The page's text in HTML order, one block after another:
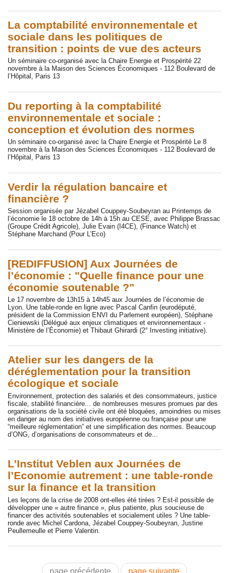
La comptabilité environnementale et
sociale dans les politiques de
transition : points de vue des acteurs
Un séminaire co-organisé avec la Chaire Energie et Prospérité 22
novembre à la Maison des Sciences Économiques - 112 Boulevard de
l’Hôpital, Paris 13
Du reporting à la comptabilité
environnementale et sociale :
conception et évolution des normes
Un séminaire co-organisé avec la Chaire Energie et Prospérité Le 8
novembre à la Maison des Sciences Économiques - 112 Boulevard de
l’Hôpital, Paris 13
Verdir la régulation bancaire et
financière ?
Session organisée par Jézabel Couppey-Soubeyran au Printemps de
l’économie le 18 octobre de 14h à 15h au CESE, avec Philippe Brassac
(Groupe Crédit Agricole), Julie Evain (I4CE), (Finance Watch) et
Stéphane Marchand (Pour L’Eco)
[REDIFFUSION] Aux Journées de
l’économie : "Quelle finance pour une
économie soutenable ?"
Le 17 novembre de 13h15 à 14h45 aux Journées de l’économie de
Lyon. Une table-ronde en ligne avec Pascal Canfin (eurodéputé,
président de la Commission ENVI du Parlement européen), Stéphane
Cieniewski (Délégué aux enjeux climatiques et environnementaux -
Ministère de l’Économie) et Thibaut Ghirardi (2° Investing initiative).
Atelier sur les dangers de la
déréglementation pour la transition
écologique et sociale
Environnement, protection des salariés et des consommateurs, justice
fiscale, stabilité financière... de nombreuses mesures promues par des
organisations de la société civile ont été bloquées, amoindries ou mises
en danger au nom des initiatives européenne ou française pour une
“meilleure réglementation” et une simplification des normes. Beaucoup
d’ONG, d’organisations de consommateurs et de...
L’Institut Veblen aux Journées de
l’Economie autrement : une table-ronde
sur la finance et la transition
Les leçons de la crise de 2008 ont-elles été tirées ? Est-il possible de
développer une « autre finance », plus patiente, plus soucieuse de
financer des activités soutenables et socialement utiles ? Une table-
ronde avec Michel Cardona, Jézabel Couppey-Soubeyran, Justine
Peullemeulle et Pierre Valentin.